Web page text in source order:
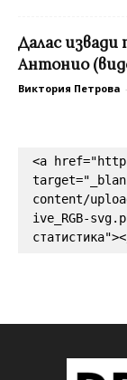
Далас
Антонио
Виктория Петрова -
<a
content/
ive_RGB-